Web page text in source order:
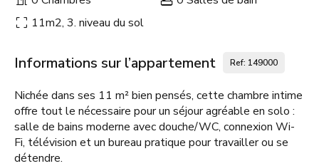
11m2, 3. niveau du sol
Informations sur l’appartement Ref: 149000
Nichée dans ses 11 m² bien pensés, cette chambre intime
offre tout le nécessaire pour un séjour agréable en solo :
salle de bains moderne avec douche/WC, connexion Wi-
Fi, télévision et un bureau pratique pour travailler ou se
détendre.